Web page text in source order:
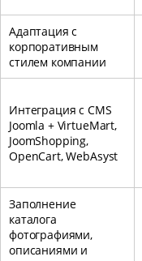
Адаптация с
корпоративным
стилем компании
Интеграция с CMS
Joomla + VirtueMart,
JoomShopping,
OpenCart, WebAsyst
Заполнение
каталога
фотографиями,
описаниями и